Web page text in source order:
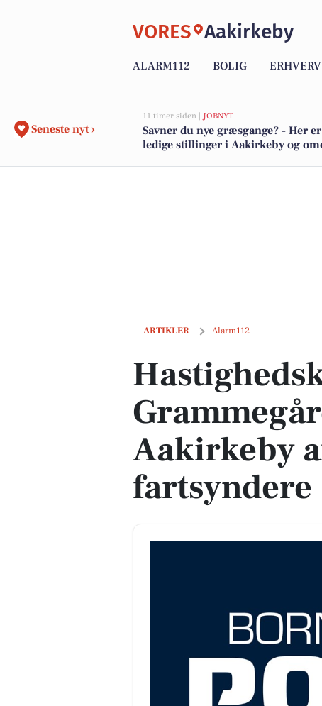
VORES Aakirkeby
ALARM112 BOLIG ERHVERV
Seneste nyt ›
11 timer siden | JOBNYT
Savner du nye græsgange? - Her
ledige stillinger i Aakirkeby og
ARTIKLER Alarm112
Hastighedskontrol på Grammegårdsvej
Aakirkeby
fartsyndere